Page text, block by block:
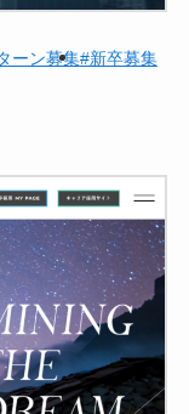
ーン募集#新卒募集